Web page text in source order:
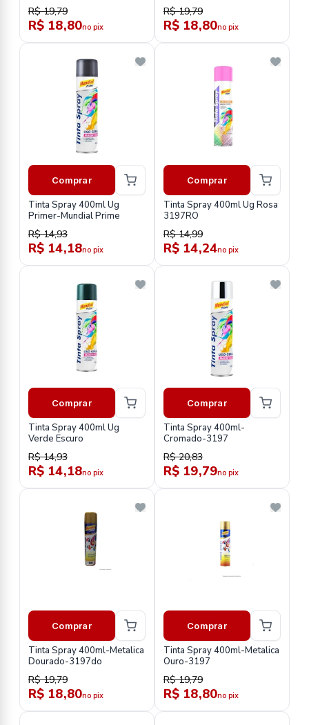
R$ 19,79
R$ 18,80no pix
R$ 19,79
R$ 18,80no pix
Comprar
Tinta Spray 400ml Ug
Primer-Mundial Prime
R$ 14,93
R$ 14,18no pix
Comprar
Tinta Spray 400ml Ug Rosa
3197RO
R$ 14,99
R$ 14,24no pix
Comprar
Tinta Spray 400ml Ug
Verde Escuro
R$ 14,93
R$ 14,18no pix
Comprar
Tinta Spray 400ml-
Cromado-3197
R$ 20,83
R$ 19,79no pix
Comprar
Tinta Spray 400ml-Metalica
Dourado-3197do
R$ 19,79
R$ 18,80no pix
Comprar
Tinta Spray 400ml-Metalica
Ouro-3197
R$ 19,79
R$ 18,80no pix